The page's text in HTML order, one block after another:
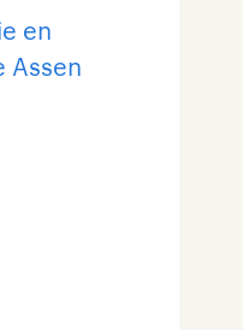
en
Assen